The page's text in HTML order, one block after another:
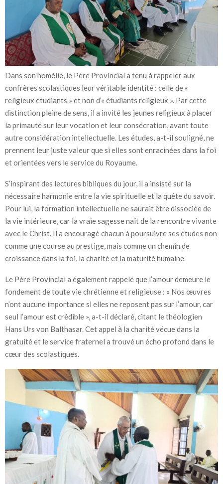
Dans son homélie, le Père Provincial a tenu à rappeler aux
confrères scolastiques leur véritable identité : celle de «
religieux étudiants » et non d’« étudiants religieux ». Par cette
distinction pleine de sens, il a invité les jeunes religieux à placer
la primauté sur leur vocation et leur consécration, avant toute
autre considération intellectuelle. Les études, a-t-il souligné, ne
prennent leur juste valeur que si elles sont enracinées dans la foi
et orientées vers le service du Royaume.
S’inspirant des lectures bibliques du jour, il a insisté sur la
nécessaire harmonie entre la vie spirituelle et la quête du savoir.
Pour lui, la formation intellectuelle ne saurait être dissociée de
la vie intérieure, car la vraie sagesse naît de la rencontre vivante
avec le Christ. Il a encouragé chacun à poursuivre ses études non
comme une course au prestige, mais comme un chemin de
croissance dans la foi, la charité et la maturité humaine.
Le Père Provincial a également rappelé que l’amour demeure le
fondement de toute vie chrétienne et religieuse : « Nos œuvres
n’ont aucune importance si elles ne reposent pas sur l’amour, car
seul l’amour est crédible », a-t-il déclaré, citant le théologien
Hans Urs von Balthasar. Cet appel à la charité vécue dans la
gratuité et le service fraternel a trouvé un écho profond dans le
cœur des scolastiques.